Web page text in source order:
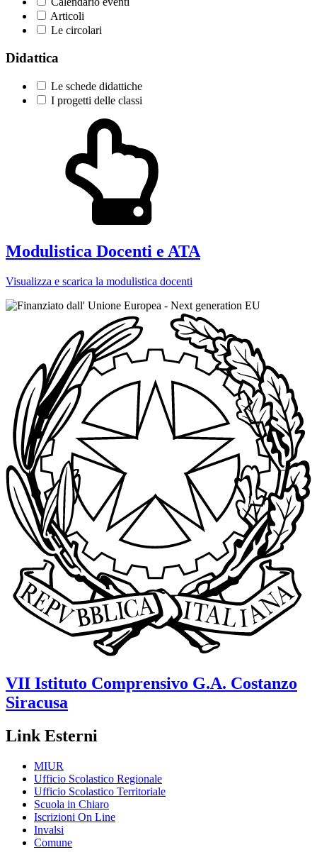
Articoli
Le circolari
Didattica
Le schede didattiche
I progetti delle classi
Modulistica Docenti e ATA
Visualizza e scarica la modulistica docenti
VII Istituto Comprensivo G.A. Costanzo
Siracusa
Link Esterni
MIUR
Ufficio Scolastico Regionale
Ufficio Scolastico Territoriale
Scuola in Chiaro
Iscrizioni On Line
Invalsi
Comune